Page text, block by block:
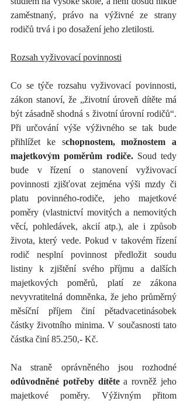
zaměstnaný, právo na výživné ze strany
rodičů trvá i po dosažení jeho zletilosti.
Rozsah vyživovací povinnosti
Co se týče rozsahu vyživovací povinnosti,
zákon stanoví, že „životní úroveň dítěte má
být zásadně shodná s životní úrovní rodičů“.
Při určování výše výživného se tak bude
přihlížet ke schopnostem, možnostem a
majetkovým poměrům rodiče. Soud tedy
bude v řízení o stanovení vyživovací
povinnosti zjišťovat zejména výši mzdy či
platu povinného-rodiče, jeho majetkové
poměry (vlastnictví movitých a nemovitých
věcí, pohledávek, akcií atp.), ale i způsob
života, který vede. Pokud v takovém řízení
rodič nesplní povinnost předložit soudu
listiny k zjištění svého příjmu a dalších
majetkových poměrů, platí ze zákona
nevyvratitelná domněnka, že jeho průměrný
měsíční příjem činí pětadvacetinásobek
částky životního minima. V současnosti tato
částka činí 85.250,- Kč.
odůvodněné potřeby dítěte a rovněž jeho
majetkové poměry. Výživným přitom